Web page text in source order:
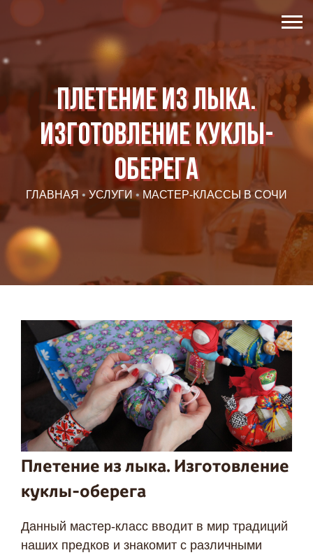
Плетение из лыка.
Изготовление куклы-
оберега
ГЛАВНАЯ • УСЛУГИ • МАСТЕР-КЛАССЫ В СОЧИ
Плетение из лыка. Изготовление
куклы-оберега
Данный мастер-класс вводит в мир традиций
наших предков и знакомит с различными
Я даю согласие ООО «Империя-Сочи» на обработку моих
персональных данных в целях рассмотрения моего
обращения согласно Политике обработки персональных